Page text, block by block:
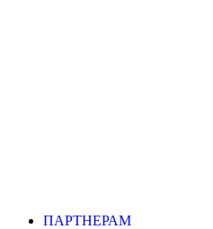
ПАРТНЕРАМ